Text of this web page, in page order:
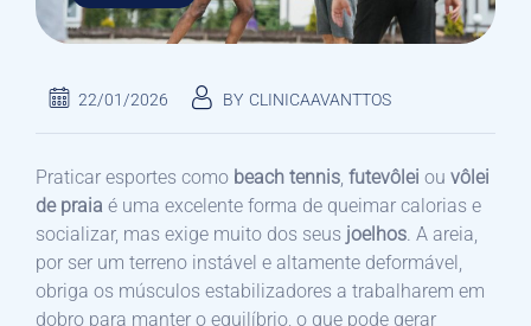
22/01/2026 BY CLINICAAVANTTOS
Praticar esportes como beach tennis, futevôlei ou vôlei
de praia é uma excelente forma de queimar calorias e
socializar, mas exige muito dos seus joelhos. A areia,
por ser um terreno instável e altamente deformável,
obriga os músculos estabilizadores a trabalharem em
dobro para manter o equilíbrio, o que pode gerar